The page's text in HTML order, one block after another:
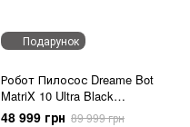
Подарунок
Робот Пилосос Dreame Bot
MatriX 10 Ultra Black
(RLX95CE-bl)
48 999 грн 89 999 грн